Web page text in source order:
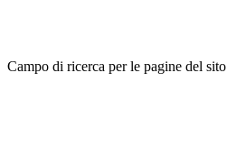
Campo di ricerca per le pagine del sito